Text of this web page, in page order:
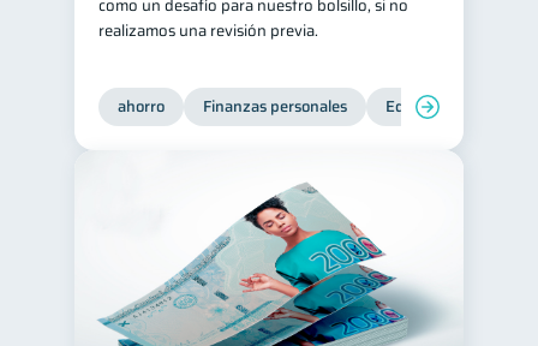
como un desafío para nuestro bolsillo, si no
realizamos una revisión previa.
ahorro Finanzas personales Educación financiera